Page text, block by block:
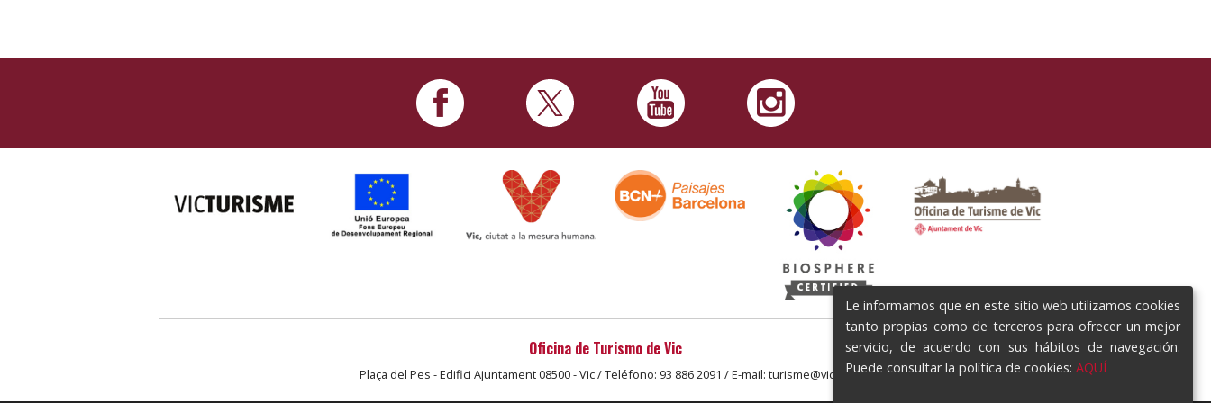
Oficina de Turismo de Vic
Plaça del Pes - Edifici Ajuntament 08500 - Vic / Teléfono: 93 886 2091 / E-mail: turisme@vic.cat
Le informamos que en este sitio web utilizamos cookies
tanto propias como de terceros para ofrecer un mejor
servicio, de acuerdo con sus hábitos de navegación.
Puede consultar la política de cookies: AQUÍ